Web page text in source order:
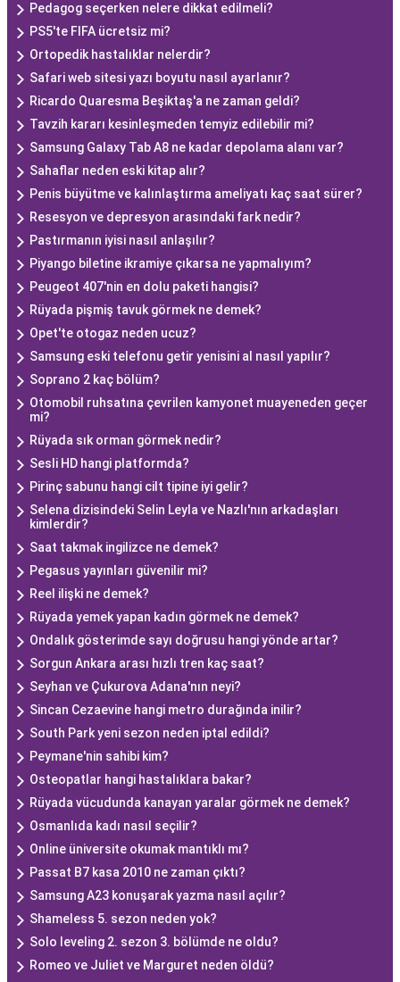
Pedagog seçerken nelere dikkat edilmeli?
PS5'te FIFA ücretsiz mi?
Ortopedik hastalıklar nelerdir?
Safari web sitesi yazı boyutu nasıl ayarlanır?
Ricardo Quaresma Beşiktaş'a ne zaman geldi?
Tavzih kararı kesinleşmeden temyiz edilebilir mi?
Samsung Galaxy Tab A8 ne kadar depolama alanı var?
Sahaflar neden eski kitap alır?
Penis büyütme ve kalınlaştırma ameliyatı kaç saat sürer?
Resesyon ve depresyon arasındaki fark nedir?
Pastırmanın iyisi nasıl anlaşılır?
Piyango biletine ikramiye çıkarsa ne yapmalıyım?
Peugeot 407'nin en dolu paketi hangisi?
Rüyada pişmiş tavuk görmek ne demek?
Opet'te otogaz neden ucuz?
Samsung eski telefonu getir yenisini al nasıl yapılır?
Soprano 2 kaç bölüm?
Otomobil ruhsatına çevrilen kamyonet muayeneden geçer
mi?
Rüyada sık orman görmek nedir?
Sesli HD hangi platformda?
Pirinç sabunu hangi cilt tipine iyi gelir?
Selena dizisindeki Selin Leyla ve Nazlı'nın arkadaşları
kimlerdir?
Saat takmak ingilizce ne demek?
Pegasus yayınları güvenilir mi?
Reel ilişki ne demek?
Rüyada yemek yapan kadın görmek ne demek?
Ondalık gösterimde sayı doğrusu hangi yönde artar?
Sorgun Ankara arası hızlı tren kaç saat?
Seyhan ve Çukurova Adana'nın neyi?
Sincan Cezaevine hangi metro durağında inilir?
South Park yeni sezon neden iptal edildi?
Peymane'nin sahibi kim?
Osteopatlar hangi hastalıklara bakar?
Rüyada vücudunda kanayan yaralar görmek ne demek?
Osmanlıda kadı nasıl seçilir?
Online üniversite okumak mantıklı mı?
Passat B7 kasa 2010 ne zaman çıktı?
Samsung A23 konuşarak yazma nasıl açılır?
Shameless 5. sezon neden yok?
Solo leveling 2. sezon 3. bölümde ne oldu?
Romeo ve Juliet ve Marguret neden öldü?